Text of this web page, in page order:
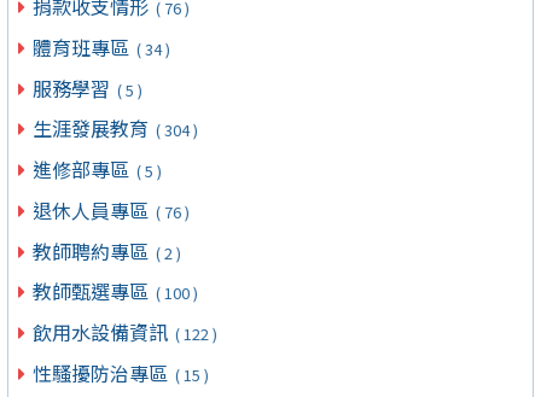
捐款收支情形 ( 76 )
體育班專區 ( 34 )
服務學習 ( 5 )
生涯發展教育 ( 304 )
進修部專區 ( 5 )
退休人員專區 ( 76 )
教師聘約專區 ( 2 )
教師甄選專區 ( 100 )
飲用水設備資訊 ( 122 )
性騷擾防治專區 ( 15 )